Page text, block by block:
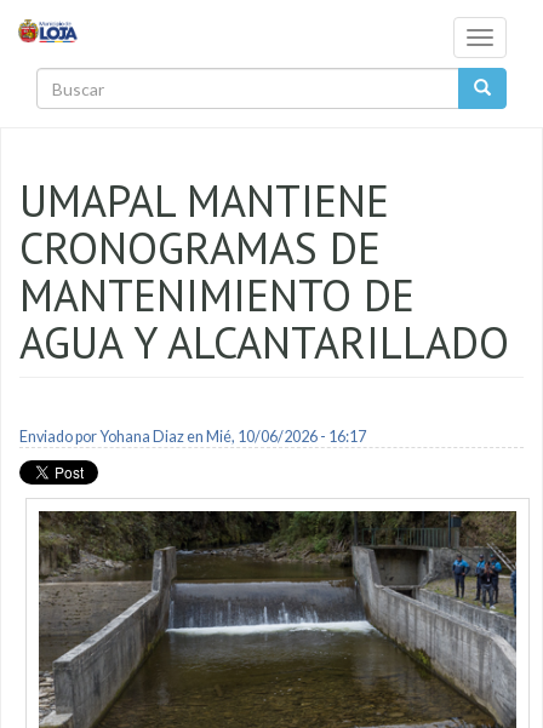
Toggle
UMAPAL MANTIENE
CRONOGRAMAS DE
MANTENIMIENTO DE
AGUA Y ALCANTARILLADO
Enviado porYohana Diazen Mié, 10/06/2026 - 16:17